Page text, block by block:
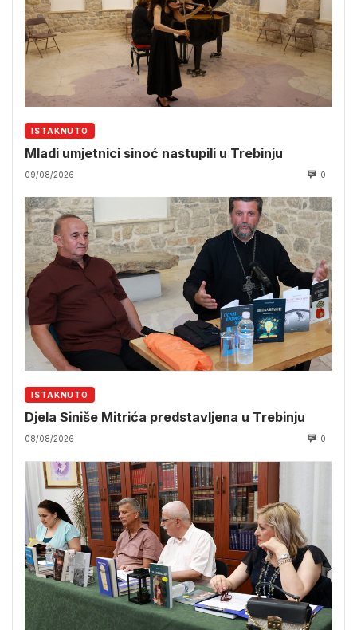
ISTAKNUTO
Mladi umjetnici sinoć nastupili u Trebinju
09/08/2026 0
ISTAKNUTO
Djela Siniše Mitrića predstavljena u Trebinju
08/08/2026 0